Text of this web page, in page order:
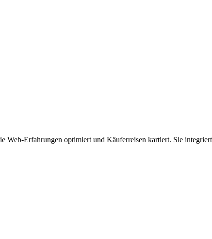
Web-Erfahrungen optimiert und Käuferreisen kartiert. Sie